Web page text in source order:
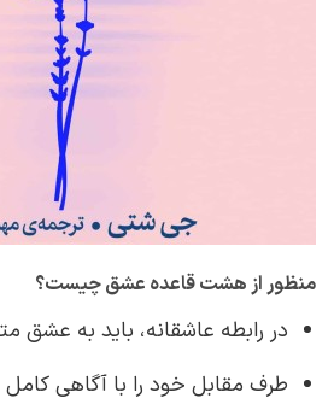
منظور از هشت قاعده عشق چیست؟
در رابطه عاشقانه، باید به عشق
طرف مقابل خود را با آگاهی کامل